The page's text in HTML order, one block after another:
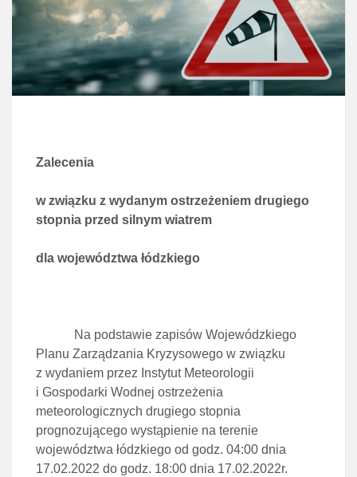
Zalecenia
w związku z wydanym ostrzeżeniem drugiego
stopnia przed silnym wiatrem
dla województwa łódzkiego
Na podstawie zapisów Wojewódzkiego
Planu Zarządzania Kryzysowego w związku
z wydaniem przez Instytut Meteorologii
i Gospodarki Wodnej ostrzeżenia
meteorologicznych drugiego stopnia
prognozującego wystąpienie na terenie
województwa łódzkiego od godz. 04:00 dnia
17.02.2022 do godz. 18:00 dnia 17.02.2022r.